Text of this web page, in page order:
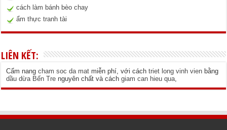
cách làm bánh bèo chay
ẩm thực tranh tài
LIÊN KẾT:
Cẩm nangcham soc da mat miễn phí, với cáchtriet long vinh vien bằng
dầu dừa Bến Tre nguyên chất và cáchgiam can hieu qua